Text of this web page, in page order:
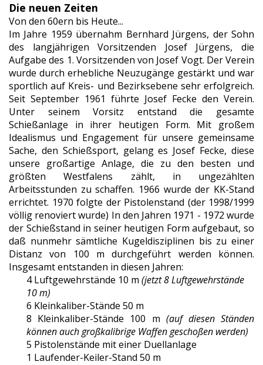
Die neuen Zeiten
Von den 60ern bis Heute...
Im Jahre 1959 übernahm Bernhard Jürgens, der Sohn
des langjährigen Vorsitzenden Josef Jürgens, die
Aufgabe des 1. Vorsitzenden von Josef Vogt. Der Verein
wurde durch erhebliche Neuzugänge gestärkt und war
sportlich auf Kreis- und Bezirksebene sehr erfolgreich.
Seit September 1961 führte Josef Fecke den Verein.
Unter seinem Vorsitz entstand die gesamte
Schießanlage in ihrer heutigen Form. Mit großem
Idealismus und Engagement für unsere gemeinsame
Sache, den Schießsport, gelang es Josef Fecke, diese
unsere großartige Anlage, die zu den besten und
größten Westfalens zählt, in ungezählten
Arbeitsstunden zu schaffen. 1966 wurde der KK-Stand
errichtet. 1970 folgte der Pistolenstand (der 1998/1999
völlig renoviert wurde) In den Jahren 1971 - 1972 wurde
der Schießstand in seiner heutigen Form aufgebaut, so
daß nunmehr sämtliche Kugeldisziplinen bis zu einer
Distanz von 100 m durchgeführt werden können.
Insgesamt entstanden in diesen Jahren:
4 Luftgewehrstände 10 m (jetzt 8 Luftgewehrstände
10 m)
6 Kleinkaliber-Stände 50 m
8 Kleinkaliber-Stände 100 m (auf diesen Ständen
können auch großkalibrige Waffen geschoßen werden)
5 Pistolenstände mit einer Duellanlage
1 Laufender-Keiler-Stand 50 m